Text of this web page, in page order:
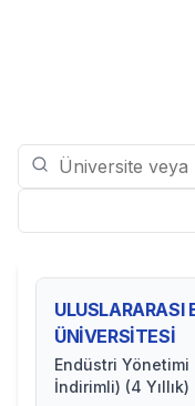
ULUSLARARASI
ÜNİVERSİTESİ
Endüstri
İndirimli) (4 Yıllık)